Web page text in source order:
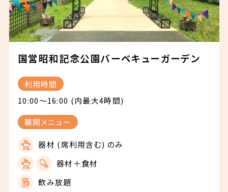
国営昭和記念公園バーベキューガーデン
利用時間
10:00〜16:00 (内最大4時間)
展開メニュー
器材 (席利用含む) のみ
器材＋食材
飲み放題